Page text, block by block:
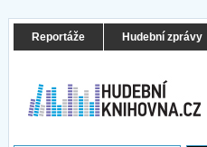
Reportáže Hudební zprávy